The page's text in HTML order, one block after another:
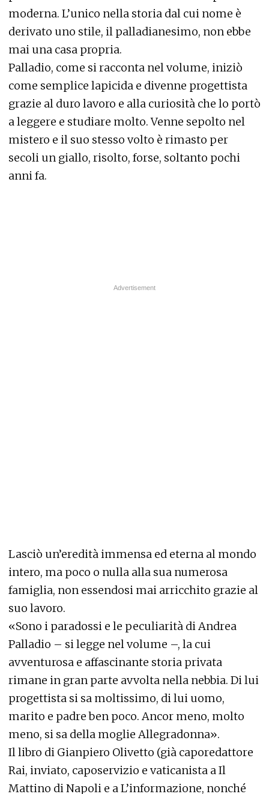
moderna. L’unico nella storia dal cui nome è
derivato uno stile, il palladianesimo, non ebbe
mai una casa propria.
Palladio, come si racconta nel volume, iniziò
come semplice lapicida e divenne progettista
grazie al duro lavoro e alla curiosità che lo portò
a leggere e studiare molto. Venne sepolto nel
mistero e il suo stesso volto è rimasto per
secoli un giallo, risolto, forse, soltanto pochi
anni fa.
Lasciò un’eredità immensa ed eterna al mondo
intero, ma poco o nulla alla sua numerosa
famiglia, non essendosi mai arricchito grazie al
suo lavoro.
«Sono i paradossi e le peculiarità di Andrea
Palladio – si legge nel volume –, la cui
avventurosa e affascinante storia privata
rimane in gran parte avvolta nella nebbia. Di lui
progettista si sa moltissimo, di lui uomo,
marito e padre ben poco. Ancor meno, molto
meno, si sa della moglie Allegradonna».
Il libro di Gianpiero Olivetto (già caporedattore
Rai, inviato, caposervizio e vaticanista a Il
Mattino di Napoli e a L’informazione, nonché